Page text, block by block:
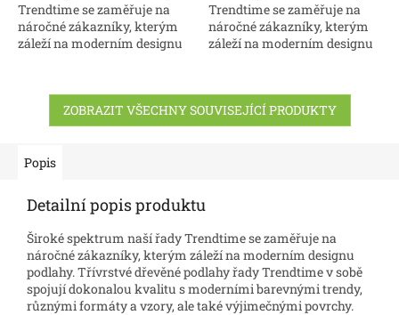
Trendtime se zaměřuje na
náročné zákazníky, kterým
záleží na moderním designu
v sobě spojují...
Trendtime se zaměřuje na
náročné zákazníky, kterým
záleží na moderním designu
v sobě spojují...
ZOBRAZIT VŠECHNY SOUVISEJÍCÍ PRODUKTY
Popis
Detailní popis produktu
Široké spektrum naší řady Trendtime se zaměřuje na
náročné zákazníky, kterým záleží na moderním designu
podlahy. Třívrstvé dřevěné podlahy řady Trendtime v sobě
spojují dokonalou kvalitu s moderními barevnými trendy,
různými formáty a vzory, ale také výjimečnými povrchy.